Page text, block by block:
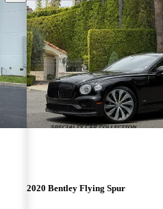
2020 Bentley Flying Spur